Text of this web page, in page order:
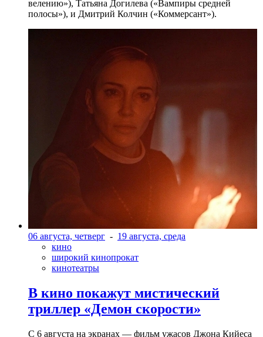
велению»), Татьяна Догилева («Вампиры средней
полосы»), и Дмитрий Колчин («Коммерсант»).
06 августа, четверг - 19 августа, среда
кино
широкий кинопрокат
кинотеатры
В кино покажут мистический
триллер «Демон скорости»
С 6 августа на экранах — фильм ужасов Джона Кийеса